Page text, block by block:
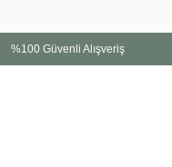
%100 Güvenli Alışveriş